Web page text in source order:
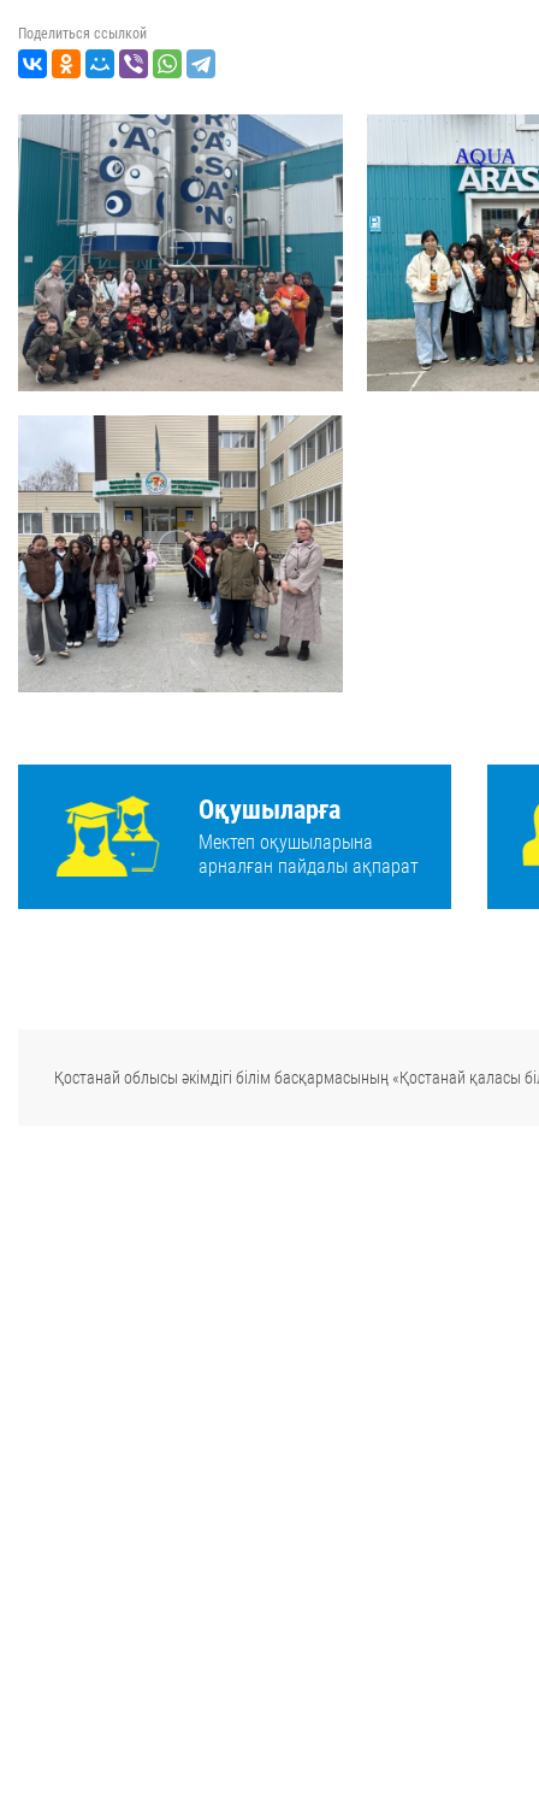
Поделиться ссылкой
Оқушыларға
Мектеп оқушыларына
арналған пайдалы ақпарат
Қостанай облысы әкімдігі білім басқармасының «Қостанай қаласы